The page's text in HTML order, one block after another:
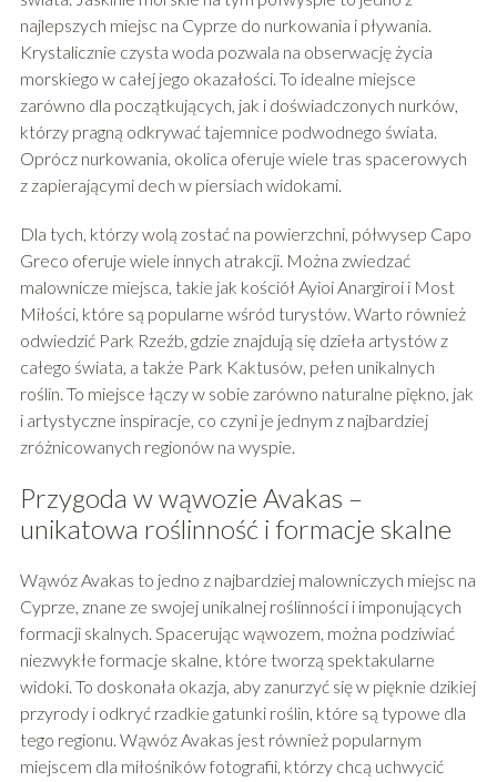
najlepszych miejsc na Cyprze do nurkowania i pływania.
Krystalicznie czysta woda pozwala na obserwację życia
morskiego w całej jego okazałości. To idealne miejsce
zarówno dla początkujących, jak i doświadczonych nurków,
którzy pragną odkrywać tajemnice podwodnego świata.
Oprócz nurkowania, okolica oferuje wiele tras spacerowych
z zapierającymi dech w piersiach widokami.
Dla tych, którzy wolą zostać na powierzchni, półwysep Capo
Greco oferuje wiele innych atrakcji. Można zwiedzać
malownicze miejsca, takie jak kościół Ayioi Anargiroi i Most
Miłości, które są popularne wśród turystów. Warto również
odwiedzić Park Rzeźb, gdzie znajdują się dzieła artystów z
całego świata, a także Park Kaktusów, pełen unikalnych
roślin. To miejsce łączy w sobie zarówno naturalne piękno, jak
i artystyczne inspiracje, co czyni je jednym z najbardziej
zróżnicowanych regionów na wyspie.
Przygoda w wąwozie Avakas –
unikatowa roślinność i formacje skalne
Wąwóz Avakas to jedno z najbardziej malowniczych miejsc na
Cyprze, znane ze swojej unikalnej roślinności i imponujących
formacji skalnych. Spacerując wąwozem, można podziwiać
niezwykłe formacje skalne, które tworzą spektakularne
widoki. To doskonała okazja, aby zanurzyć się w pięknie dzikiej
przyrody i odkryć rzadkie gatunki roślin, które są typowe dla
tego regionu. Wąwóz Avakas jest również popularnym
miejscem dla miłośników fotografii, którzy chcą uchwycić